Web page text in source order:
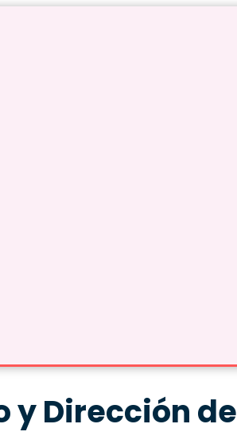
y Dirección de